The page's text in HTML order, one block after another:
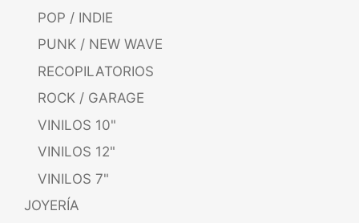
POP / INDIE
PUNK / NEW WAVE
RECOPILATORIOS
ROCK / GARAGE
VINILOS 10"
VINILOS 12"
VINILOS 7"
JOYERÍA